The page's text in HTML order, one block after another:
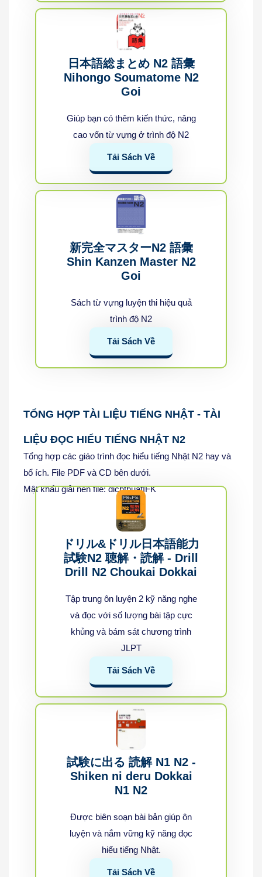
日本語総まとめ N2 語彙
Nihongo Soumatome N2
Goi
Giúp bạn có thêm kiến thức, nâng
cao vốn từ vựng ở trình độ N2
Tải Sách Về
新完全マスターN2 語彙
Shin Kanzen Master N2
Goi
Sách từ vựng luyện thi hiệu quả
trình độ N2
Tải Sách Về
TỔNG HỢP TÀI LIỆU TIẾNG NHẬT - TÀI
LIỆU ĐỌC HIỂU TIẾNG NHẬT N2
Tổng hợp các giáo trình đọc hiểu tiếng Nhật N2 hay và
bổ ích. File PDF và CD bên dưới.
Mật khẩu giải nén file: dichthuatIFK
ドリル&ドリル日本語能力
試験N2 聴解・読解 - Drill
Drill N2 Choukai Dokkai
Tập trung ôn luyện 2 kỹ năng nghe
và đọc với số lượng bài tập cực
khủng và bám sát chương trình
JLPT​
Tải Sách Về
試験に出る 読解 N1 N2 -
Shiken ni deru Dokkai
N1 N2
Được biên soạn bài bản giúp ôn
luyện và nắm vững kỹ năng đọc
hiểu tiếng Nhật.
Tải Sách Về